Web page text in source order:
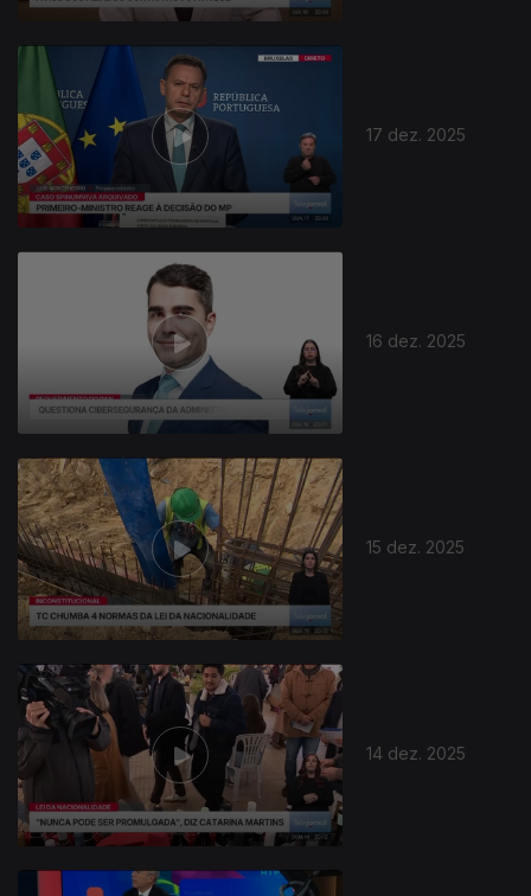
17 dez. 2025
16 dez. 2025
15 dez. 2025
14 dez. 2025